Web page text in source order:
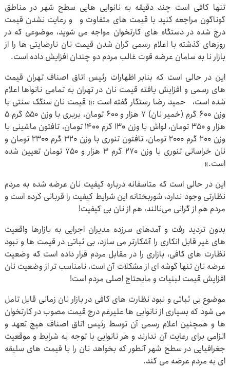
تنها کافی است چند دقیقه به نانوایی هایی سطح شهر در مناطق
گوناگون مراجعه کنید با قیمت های متفاوت و و رعایت نشدن قیمت
درج شده در دستگاه های کارتخوان مواجه می شوید، موضوعی که در
روزهای گذشته با اعلام رسمی گران شدن قیمت نان نارضایتی ها را از
بازار نا به سامان عرضه قوت غالب مردم دو چندان افزایش داده است.
این در حالی است که بنابر اظهارات رئیس اتاق اصناف تهران قیمت
های رسمی و افزایش یافته قیمت نان در تهران به تمامی نانواها اعلام
شده است، حمید رضا رستگار گفته است :« قیمت نان سنگک سنتی با
وزن ۶۰۰ گرم (خمیر نان) ۷ هزار و ۶۰۰ تومان، بربری با وزن ۵۵۰ گرم ۵
هزار و ۳۵۰ تومان، لواش با وزن ۱۳۰ گرم ۱۴۰۰ تومان، تافتون ماشینی با
وزن ۲۰۰ گرم ۲۰۰۰ تومان، تافتون تنوری با وزن ۳۲۰ گرم ۲۳۰۰ تومان و
نان خراسانی تنوری با وزن ۲۷۰ گرم ۳ هزار و ۷۵۰ تومان تعیین شده
است.»
این در حالی است که متاسفانه درباره کیفیت نان عرضه شده به مردم
نظارتی وجود ندارد، شوربختانه این شرایط کیفیت را قربانی کرده است و
مردم هم از گرانی می‌نالند، هم از نان بی ‌کیفیت!
بدون تردید رفت و آمدهای سرزده مدیران اجرایی به بازارها واقعیت
های غیر قابل انکاری را آشکارتر می سازد، بی ثباتی در قیمت ها و نبود
نظارت های کافی، بازاری را در مقابل مردم قرار داده است که وضعیت
عرضه نان تنها گوشه ای از مشکلات آن است، نامناسب تر از وضعیت نان
افزایش قیمت لبنیات و مایحتاج اصلی مردم است!
موضوع بی ثباتی و نبود نظارت های کافی در بازار نان زمانی قابل تامل
می شود که بسیاری از نانوایی ها علیرغم درج قیمت مصوب در کارتخوان
ها و همچنین اعلام رسمی آن توسط رئیس اتاق اصناف هیچ تعهد و
الزامی برای رعایت آن ندارند و هر نانوایی با توجه به شرایط و موقعیت
جغرافیایی در سطح شهر آنطور که بخواهد نان را با قیمت های سلیقه
ای به مردم عرضه می کند.